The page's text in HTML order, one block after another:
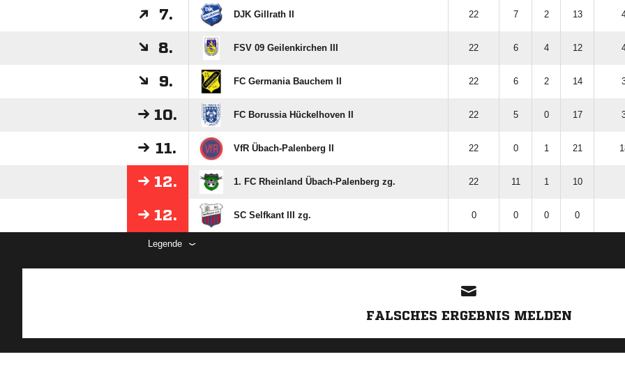
7. DJK Gillrath II 22 7 2 13
8. FSV 09 Geilenkirchen III 22 6 4 12
9. FC Germania Bauchem II 22 6 2 14
10. FC Borussia Hückelhoven II 22 5 0 17
11. VfR Übach-Palenberg II 22 0 1 21
12. 1. FC Rheinland Übach-Palenberg zg. 22 11 1 10
12. SC Selfkant III zg. 0 0 0 0
Legende
FALSCHES ERGEBNIS MELDEN